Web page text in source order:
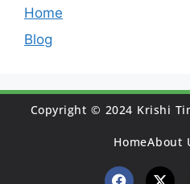
Home
Blog
Copyright © 2024 Krishi
HomeAbout